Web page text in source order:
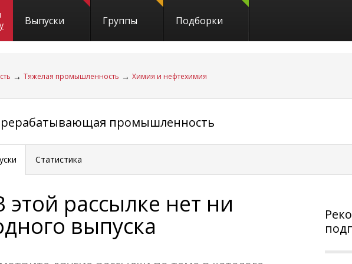
Выпуски Группы Подборки
→ Тяжелая промышленность → Химия и нефтехимия
промышленность
Статистика
этой рассылке нет ни
выпуска